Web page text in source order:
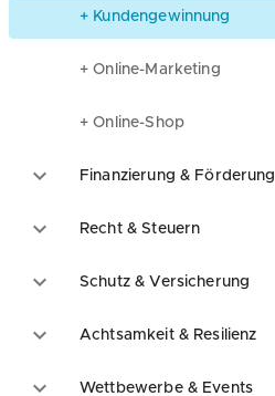
+ Kundengewinnung
+ Online-Marketing
+ Online-Shop
Finanzierung & Förderung
Recht & Steuern
Schutz & Versicherung
Achtsamkeit & Resilienz
Wettbewerbe & Events